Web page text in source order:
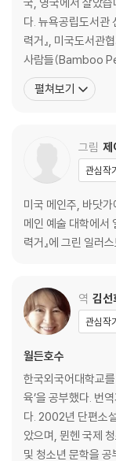
다. 뉴욕공립도서관
력거』, 미국도서관
사람들(Bamboo
들이 있습니다. 우리
습니다. 세계 여러
펼쳐보기
그림 제
관심작
미국 메인주, 바닷
메인 예술 대학에서
력거』에 그린 일러
역 김선
관심작
월든호수
한국외국어대학교
육’을 공부했다. 번
다. 2002년 단편소
았으며, 뮌헨 국제
및 청소년 문학을 공